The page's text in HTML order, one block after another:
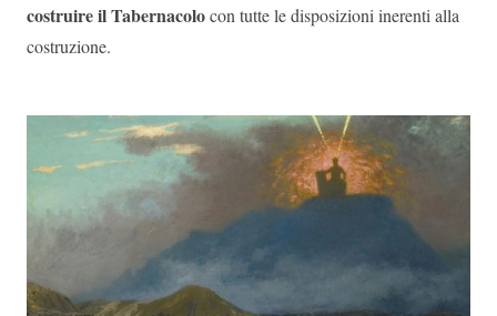
costruire il Tabernacolocon tutte le disposizioni inerenti alla
costruzione.